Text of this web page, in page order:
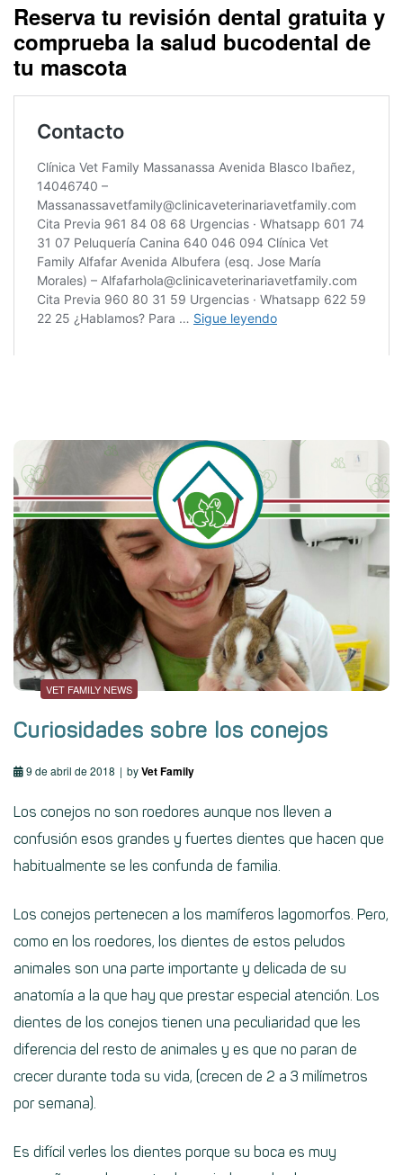
Reserva tu revisión dental gratuita y
comprueba la salud bucodental de
tu mascota
VET FAMILY NEWS
Curiosidades sobre los conejos
9 de abril de 2018 byVet Family
Los conejos no son roedores aunque nos lleven a
confusión esos grandes y fuertes dientes que hacen que
habitualmente se les confunda de familia.
Los conejos pertenecen a los mamíferos lagomorfos. Pero,
como en los roedores, los dientes de estos peludos
animales son una parte importante y delicada de su
anatomía a la que hay que prestar especial atención. Los
dientes de los conejos tienen una peculiaridad que les
diferencia del resto de animales y es que no paran de
crecer durante toda su vida, (crecen de 2 a 3 milímetros
por semana).
Es difícil verles los dientes porque su boca es muy